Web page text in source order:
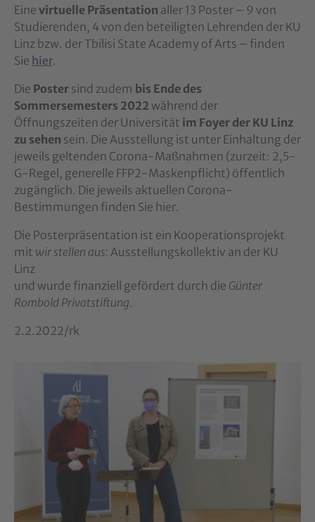
Eine virtuelle Präsentation aller 13 Poster – 9 von
Studierenden, 4 von den beteiligten Lehrenden der KU
Linz bzw. der Tbilisi State Academy of Arts – finden
Sie hier.
Die Poster sind zudem bis Ende des
Sommersemesters 2022 während der
Öffnungszeiten der Universität im Foyer der KU Linz
zu sehen sein. Die Ausstellung ist unter Einhaltung der
jeweils geltenden Corona-Maßnahmen (zurzeit: 2,5-
G-Regel, generelle FFP2-Maskenpflicht) öffentlich
zugänglich. Die jeweils aktuellen Corona-
Bestimmungen finden Sie hier.
Die Posterpräsentation ist ein Kooperationsprojekt
mit wir stellen aus: Ausstellungskollektiv an der KU
Linz
und wurde finanziell gefördert durch die Günter
Rombold Privatstiftung.
2.2.2022/rk